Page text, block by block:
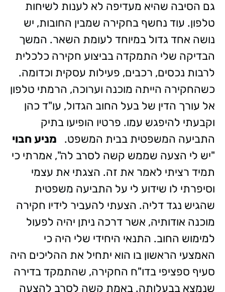
גם הסיבה שהיא מעדיפה לא לענות לשיחות
טלפון. עוד נחשף בחקירה שמבין החובות, יש
נושה אחד גדול במיוחד לעומת השאר. המשך
הבדיקה שלי התמקדה בביצוע חקירה כלכלית
לרבות נכסים, רכבים, פעילות עסקית וכדומה.
כשהחקירה הייתה מוכנה וערוכה, הרמתי טלפון
אל עורך הדין של בעל החוב הגדול, עו"ד כהן
וקבעתי להיפגש עמו. פרטיו הופיעו בתיק
התביעה המשפטית בבית המשפט. מניע חבוי
"יש לי הצעה שממש קשה לסרב לה", אמרתי כי
תמיד רציתי לאמר את זה. הצגתי את עצמי
וסיפרתי לו שידוע לי על התביעה משפטית
שהגיש נגד דליה. הצעתי להעביר לידיו חקירה
מוכנה אודותיה, אשר דרכה ניתן יהיה לפעול
למימוש החוב. התנאי היחידי שלי היה כי
האמצעי הראשון בו הוא יתחיל את ההליכים היה
סעיף ספציפי בדו"ח החקירה, שהתמקד בדירה
שנמצא בבעלותה. באמת קשה לסרב להצעה